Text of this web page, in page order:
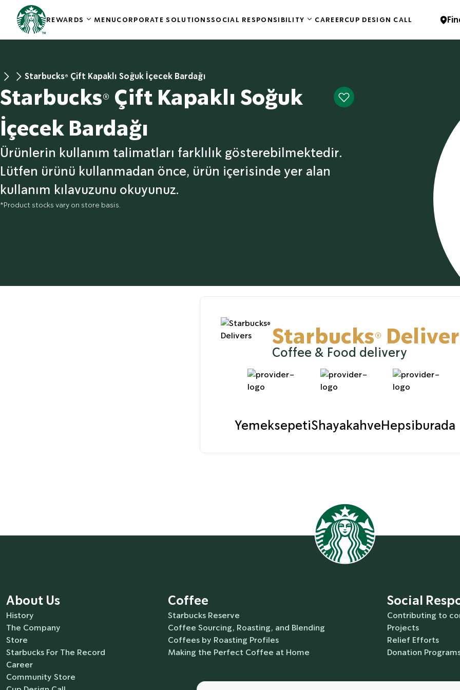
REWARDS MENUCORPORATE SOLUTIONSSOCIAL RESPONSIBILITY CAREERCUP DESIGN CALL
Starbucks® Çift Kapaklı Soğuk İçecek Bardağı
Starbucks® Çift Kapaklı Soğuk
İçecek Bardağı
Ürünlerin kullanım talimatları farklılık gösterebilmektedir.
Lütfen ürünü kullanmadan önce, ürün içerisinde yer alan
kullanım kılavuzunu okuyunuz.
*Product stocks vary on store basis.
Starbucks®
Coffee & Food delivery
YemeksepetiShayakahveHepsiburada
About Us
History
The Company
Store
Starbucks For The Record
Career
Community Store
Coffee
Starbucks Reserve
Coffee Sourcing, Roasting, and Blending
Coffees by Roasting Profiles
Making the Perfect Coffee at Home
Social
Contributing to
Projects
Relief Efforts
Donation